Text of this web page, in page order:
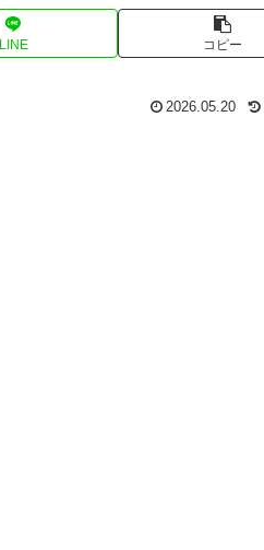
LINE コピー
2026.05.20